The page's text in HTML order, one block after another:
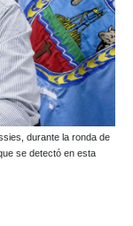
durante la ronda de
se detectó en esta